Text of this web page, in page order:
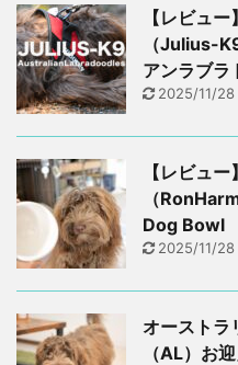
【レビュ
（Julius-
アンラブラ
2025/11/28
【レビュ
（
Dog Bowl
2025/11/28
オーストラ
（AL）お